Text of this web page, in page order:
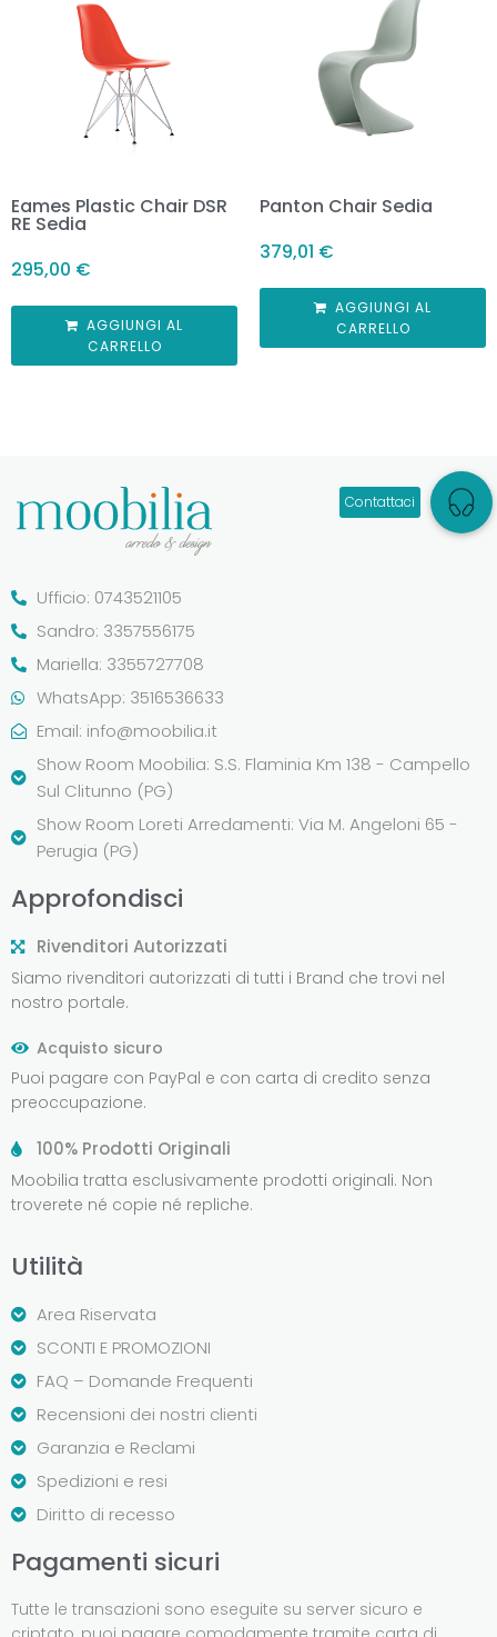
Eames Plastic Chair DSR
RE Sedia
295,00 €
AGGIUNGI AL
CARRELLO
Panton Chair Sedia
379,01 €
AGGIUNGI AL
CARRELLO
Ufficio: 0743521105
Sandro: 3357556175
Mariella: 3355727708
WhatsApp: 3516536633
Email: info@moobilia.it
Show Room Moobilia: S.S. Flaminia Km 138 - Campello
Sul Clitunno (PG)
Show Room Loreti Arredamenti: Via M. Angeloni 65 -
Perugia (PG)
Approfondisci
Rivenditori Autorizzati
Siamo rivenditori autorizzati di tutti i Brand che trovi nel
nostro portale.
Acquisto sicuro
Puoi pagare con PayPal e con carta di credito senza
preoccupazione.
100% Prodotti Originali
Moobilia tratta esclusivamente prodotti originali. Non
troverete né copie né repliche.
Utilità
Area Riservata
SCONTI E PROMOZIONI
FAQ – Domande Frequenti
Recensioni dei nostri clienti
Garanzia e Reclami
Spedizioni e resi
Diritto di recesso
Pagamenti sicuri
Tutte le transazioni sono eseguite su server sicuro e